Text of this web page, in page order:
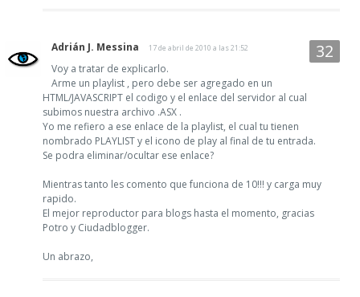
Adrián J. Messina 17 de abril de 2010 a las 21:52
Voy a tratar de explicarlo.
Arme un playlist , pero debe ser agregado en un
HTML/JAVASCRIPT el codigo y el enlace del servidor al cual
subimos nuestra archivo .ASX .
Yo me refiero a ese enlace de la playlist, el cual tu tienen
nombrado PLAYLIST y el icono de play al final de tu entrada.
Se podra eliminar/ocultar ese enlace?
Mientras tanto les comento que funciona de 10!!! y carga muy
rapido.
El mejor reproductor para blogs hasta el momento, gracias
Potro y Ciudadblogger.
Un abrazo,